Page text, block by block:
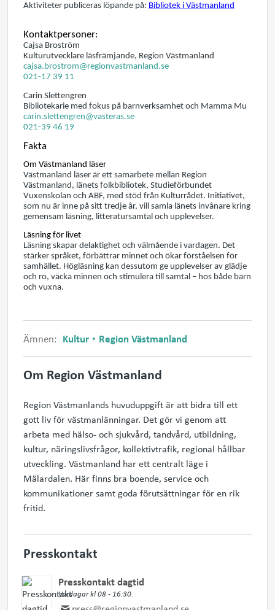
Aktiviteter publiceras löpande på: Bibliotek i Västmanland
Kontaktpersoner:
Cajsa Broström
Kulturutvecklare läsfrämjande, Region Västmanland
cajsa.brostrom@regionvastmanland.se
021-17 39 11
Carin Slettengren
Bibliotekarie med fokus på barnverksamhet och Mamma Mu
carin.slettengren@vasteras.se
021-39 46 19
Fakta
Om Västmanland läser
Västmanland läser är ett samarbete mellan Region
Västmanland, länets folkbibliotek, Studieförbundet
Vuxenskolan och ABF, med stöd från Kulturrådet. Initiativet,
som nu är inne på sitt tredje år, vill samla länets invånare kring
gemensam läsning, litteratursamtal och upplevelser.
Läsning för livet
Läsning skapar delaktighet och välmående i vardagen. Det
stärker språket, förbättrar minnet och ökar förståelsen för
samhället. Högläsning kan dessutom ge upplevelser av glädje
och ro, väcka minnen och stimulera till samtal – hos både barn
och vuxna.
Ämnen: Kultur Region Västmanland
Om Region Västmanland
Region Västmanlands huvuduppgift är att bidra till ett
gott liv för västmanlänningar. Det gör vi genom att
arbeta med hälso- och sjukvård, tandvård, utbildning,
kultur, näringslivsfrågor, kollektivtrafik, regional hållbar
utveckling. Västmanland har ett centralt läge i
Mälardalen. Här finns bra boende, service och
kommunikationer samt goda förutsättningar för en rik
fritid.
Presskontakt
Presskontakt dagtid
Vardagar kl 08 - 16:30.